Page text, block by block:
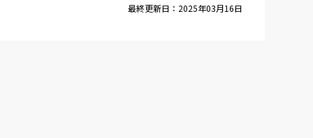
最終更新日：2025年03月16日